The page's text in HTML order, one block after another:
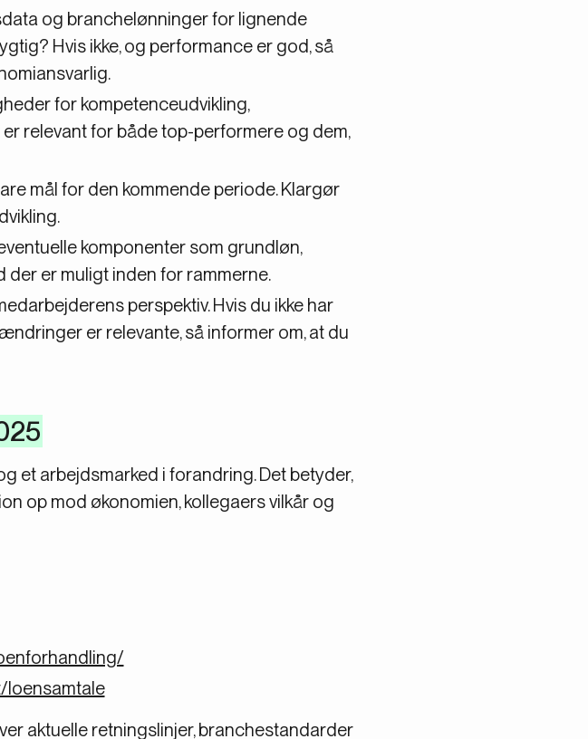
og branchelønninger for lignende
Hvis ikke, og performance er god, så
for kompetenceudvikling,
relevant for både top-performere og dem,
mål for den kommende periode. Klargør
komponenter som grundløn,
er muligt inden for rammerne.
perspektiv. Hvis du ikke har
er relevante, så informer om, at du
et arbejdsmarked i forandring. Det betyder,
op mod økonomien, kollegaers vilkår og
loensamtale
aktuelle retningslinjer, branchestandarder